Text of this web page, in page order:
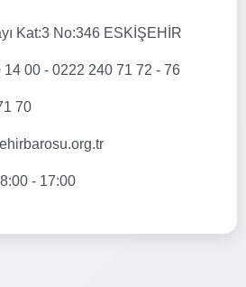
Kat:3 No:346 ESKİŞEHİR
14 00 - 0222 240 71 72 - 76
70
- 17:00